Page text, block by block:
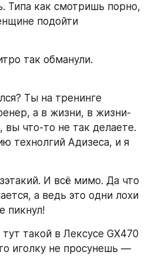
Типа как смотришь порно,
подойти
так обманули.
Ты на тренинге
а в жизни, в жизни-
вы что-то не так делаете.
технолгий Адизеса, и я
И всё мимо. Да что
а ведь это одни лохи
пикнул!
такой в Лексусе GX470
иголку не просунешь —